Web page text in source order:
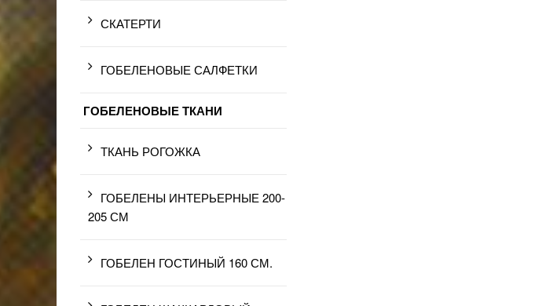
СКАТЕРТИ
ГОБЕЛЕНОВЫЕ САЛФЕТКИ
ГОБЕЛЕНОВЫЕ ТКАНИ
ТКАНЬ РОГОЖКА
ГОБЕЛЕНЫ ИНТЕРЬЕРНЫЕ 200-
205 СМ
ГОБЕЛЕН ГОСТИНЫЙ 160 СМ.